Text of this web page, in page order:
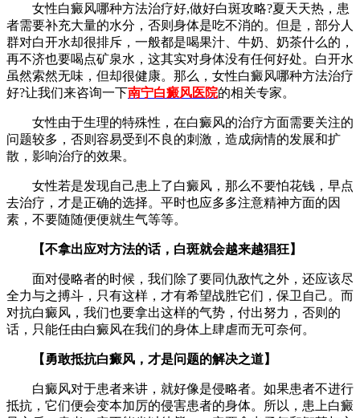
女性白癜风哪种方法治疗好,做好白斑攻略?夏天天热，患
者需要补充大量的水分，否则身体是吃不消的。但是，部分人
群对白开水却很排斥，一般都是喝果汁、牛奶、奶茶什么的，
再不济也要喝点矿泉水，这其实对身体没有任何好处。白开水
虽然索然无味，但却很健康。那么，女性白癜风哪种方法治疗
好?让我们来咨询一下南宁白癜风医院的相关专家。
女性由于生理的特殊性，在白癜风的治疗方面需要关注的
问题较多，否则容易受到不良的刺激，造成病情的发展和扩
散，影响治疗的效果。
女性若是发现自己患上了白癜风，那么不要怕花钱，早点
去治疗，才是正确的选择。平时也应多多注意精神方面的因
素，不要随随便便就生气等等。
【不拿出应对方法的话，白斑就会越来越猖狂】
面对侵略者的时候，我们除了要同仇敌忾之外，还应该尽
全力与之搏斗，只有这样，才有希望战胜它们，保卫自己。而
对抗白癜风，我们也要拿出这样的气势，付出努力，否则的
话，只能任由白癜风在我们的身体上肆虐而无可奈何。
【勇敢抵抗白癜风，才是问题的解决之道】
白癜风对于患者来讲，就好像是侵略者。如果患者不进行
抵抗，它们便会变本加厉的侵害患者的身体。所以，患上白癜